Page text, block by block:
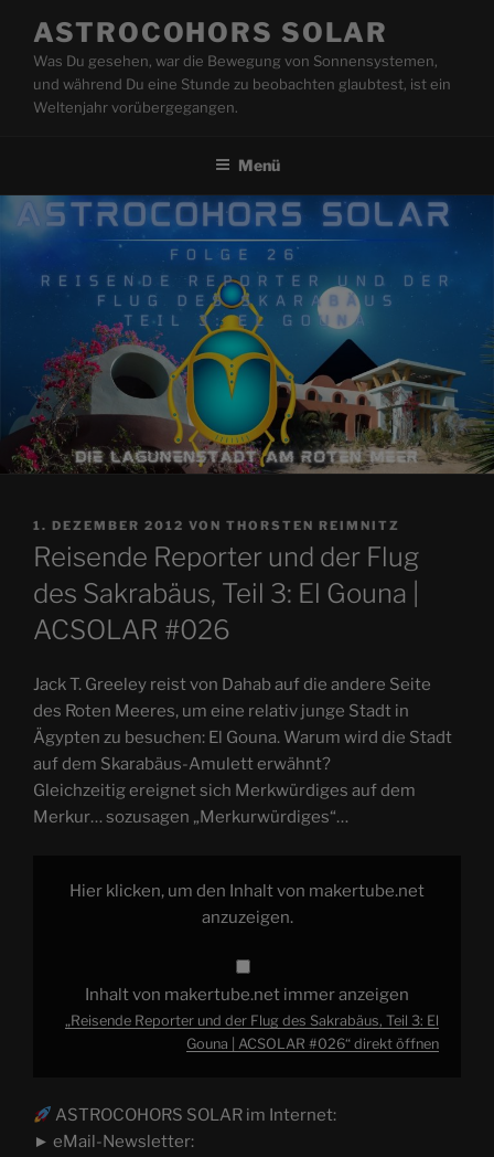
Inhalt
springen
ASTROCOHORS SOLAR
Was Du gesehen, war die Bewegung von Sonnensystemen,
und während Du eine Stunde zu beobachten glaubtest, ist ein
Weltenjahr vorübergegangen.
Menü
VERÖFFENTLICHT
AM
1. DEZEMBER 2012 VON THORSTEN REIMNITZ
Reisende Reporter und der Flug
des Sakrabäus, Teil 3: El Gouna |
ACSOLAR #026
Jack T. Greeley reist von Dahab auf die andere Seite
des Roten Meeres, um eine relativ junge Stadt in
Ägypten zu besuchen: El Gouna. Warum wird die Stadt
auf dem Skarabäus-Amulett erwähnt?
Gleichzeitig ereignet sich Merkwürdiges auf dem
Merkur… sozusagen „Merkurwürdiges“…
Gouna
anzeigen
Hier klicken, um den Inhalt von makertube.net
anzuzeigen.
Inhalt von makertube.net immer anzeigen
„Reisende Reporter und der Flug des Sakrabäus, Teil 3: El
Gouna | ACSOLAR #026“ direkt öffnen
ASTROCOHORS SOLAR im Internet:
► eMail-Newsletter: